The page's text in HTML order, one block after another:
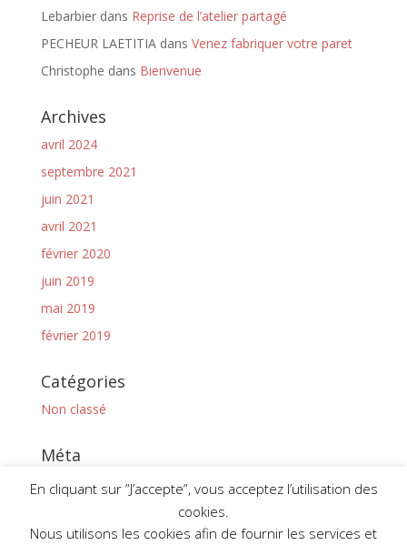
Lebarbierdans Reprise de l’atelier partagé
PECHEUR LAETITIAdans Venez fabriquer votre paret
Christophe dans Bienvenue
Archives
avril 2024
septembre 2021
juin 2021
avril 2021
février 2020
juin 2019
mai 2019
février 2019
Catégories
Non classé
Méta
Connexion
Flux des commentaires
En cliquant sur ”J’accepte”, vous acceptez l’utilisation des
cookies.
Nous utilisons les cookies afin de fournir les services et